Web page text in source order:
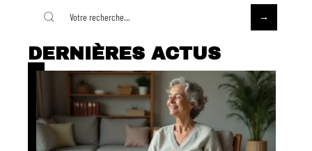
DERNIÈRES ACTUS